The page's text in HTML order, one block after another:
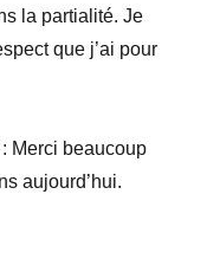
la partialité. Je
que j’ai pour
: Merci beaucoup
aujourd’hui.